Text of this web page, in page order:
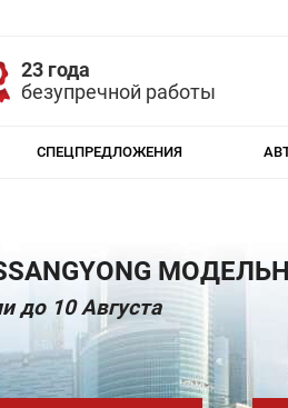
23 года
безупречной работы
СПЕЦПРЕДЛОЖЕНИЯ
до 10 Августа